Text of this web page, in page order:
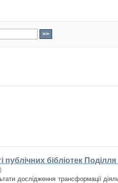
публічних бібліотек
)
дослідження трансформації